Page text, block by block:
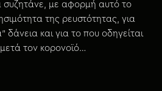
συζητάνε, με αφορμή αυτό το
της ρευστότητας, για
δάνεια και για το που οδηγείται
τον κορονοϊό…